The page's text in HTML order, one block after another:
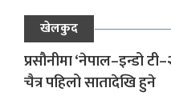
खेलकुद
प्रसौनीमा ‘नेपाल–इन्डो
चैत्र पहिलो सातादेखि हुने